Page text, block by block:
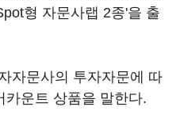
형 자문사랩 2종'을 출
자문사의 투자자문에 따
카운트 상품을 말한다.